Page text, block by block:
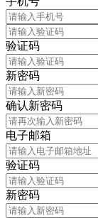
验证码
新密码
确认新密码
电子邮箱
验证码
新密码